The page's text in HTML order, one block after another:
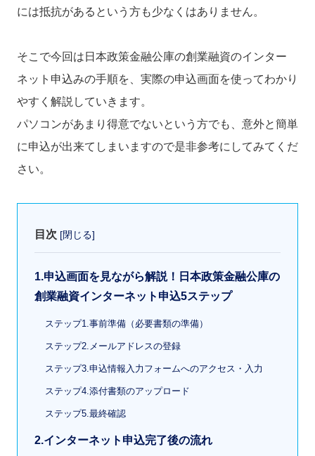
には抵抗があるという方も少なくはありません。
そこで今回は日本政策金融公庫の創業融資のインター
ネット申込みの手順を、実際の申込画面を使ってわかり
やすく解説していきます。
パソコンがあまり得意でないという方でも、意外と簡単
に申込が出来てしまいますので是非参考にしてみてくだ
さい。
目次 [閉じる]
1.申込画面を見ながら解説！日本政策金融公庫の
創業融資インターネット申込5ステップ
ステップ1.事前準備（必要書類の準備）
ステップ2.メールアドレスの登録
ステップ3.申込情報入力フォームへのアクセス・入力
ステップ4.添付書類のアップロード
ステップ5.最終確認
2.インターネット申込完了後の流れ